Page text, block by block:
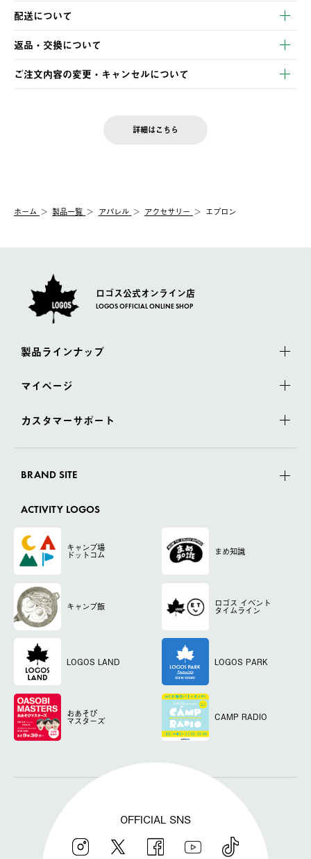
以下のいずれかの方法でお支払いいただけます。
・クレジットカード決済
・コンビニ決済
・Pay-easy決済
配送について
【発送スケジュール】
ご注文・ご入金完了より2営業日以内に商品を発送いたします。
土日祝の発送はございませんので、木曜日以降のご注文は週明け
の発送となる場合がございます。
【配送業者】
佐川急便にて配送されます。
返品・交換について
※お客様都合の場合
お客様都合の返品にかかる送料は、お客様ご負担とさせていただ
一度お手元の商品を返品いただき、ご希望商品を再注文してくだ
ご注文内容の変更・キャンセルについて
LOGOS FAMILY会員の方は、会員マイページ内 購入履歴画面に
詳細はこちら
ホーム 製品一覧 アパレル アクセサリー エプロン
ロゴス公式オンライン店
LOGOS OFFICIAL ONLINE SHOP
製品ラインナップ
マイページ
カスタマーサポート
BRAND SITE
ACTIVITY LOGOS
キャンプ場
ドットコム まめ知識
キャンプ飯 ロゴス イベント
タイムライン
LOGOS LAND LOGOS PARK
おあそび
マスターズ CAMP RADIO
OFFICIAL SNS